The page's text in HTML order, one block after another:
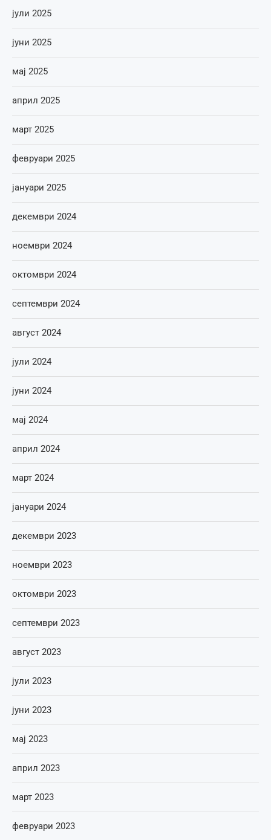
јули 2025
јуни 2025
мај 2025
април 2025
март 2025
февруари 2025
јануари 2025
декември 2024
ноември 2024
октомври 2024
септември 2024
август 2024
јули 2024
јуни 2024
мај 2024
април 2024
март 2024
јануари 2024
декември 2023
ноември 2023
октомври 2023
септември 2023
август 2023
јули 2023
јуни 2023
мај 2023
април 2023
март 2023
февруари 2023